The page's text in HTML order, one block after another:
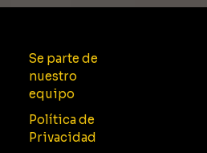
Se parte de
nuestro
equipo
Política de
Privacidad